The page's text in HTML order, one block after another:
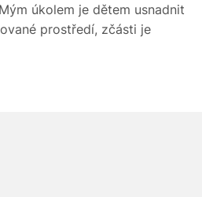
úkolem je dětem usnadnit
prostředí, zčásti je